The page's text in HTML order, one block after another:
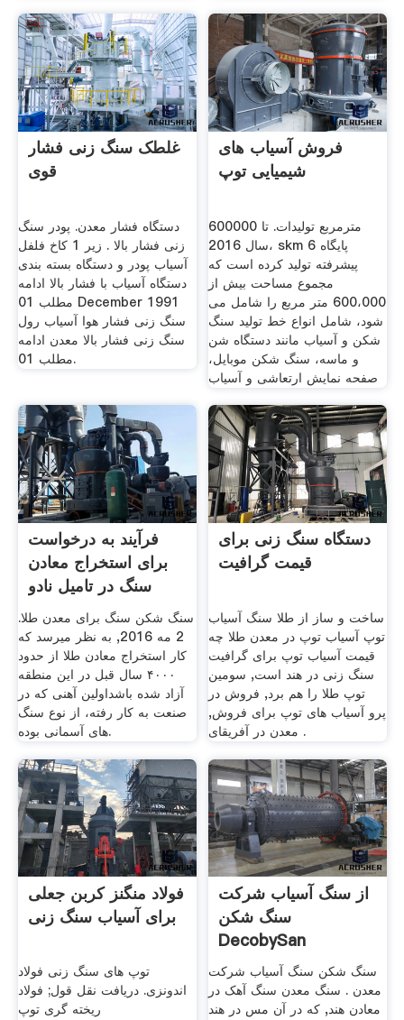
غلطک سنگ زنی فشار
قوی
دستگاه فشار معدن. پودر سنگ
زنی فشار بالا . زیر 1 کاخ فلفل
آسیاب پودر و دستگاه بسته بندی
دستگاه آسیاب با فشار بالا ادامه
مطلب 01 December 1991
سنگ زنی فشار هوا آسیاب رول
سنگ زنی فشار بالا معدن ادامه
مطلب 01.
فروش آسیاب های
شیمیایی توپ
600000 مترمربع تولیدات. تا
سال 2016، skm 6 پایگاه
پیشرفته تولید کرده است که
مجموع مساحت بیش از
600،000 متر مربع را شامل می
شود، شامل انواع خط تولید سنگ
شکن و آسیاب مانند دستگاه شن
و ماسه، سنگ شکن موبایل،
صفحه نمایش ارتعاشی و آسیاب
فرآیند به درخواست
برای استخراج معادن
سنگ در تامیل نادو
سنگ شکن سنگ برای معدن طلا.
2 مه 2016, به نظر میرسد که
کار استخراج معادن طلا از حدود
۴۰۰۰ سال قبل در این منطقه
آزاد شده باشداولین آهنی که در
صنعت به کار رفته، از نوع سنگ
های آسمانی بوده.
دستگاه سنگ زنی برای
قیمت گرافیت
ساخت و ساز از طلا سنگ آسیاب
توپ آسیاب توپ در معدن طلا چه
قیمت آسیاب توپ برای گرافیت
سنگ زنی در هند است, سومین
توپ طلا را هم برد, فروش در
پرو آسیاب های توپ برای فروش,
معدن در آفریقای .
فولاد منگنز کربن جعلی
برای آسیاب سنگ زنی
توپ های سنگ زنی فولاد
اندونزی. دریافت نقل قول; فولاد
ریخته گری توپ
از سنگ آسیاب شرکت
سنگ شکن
DecobySan
سنگ شکن سنگ آسیاب شرکت
معدن . سنگ معدن سنگ آهک در
معادن هند, که در آن مس در هند